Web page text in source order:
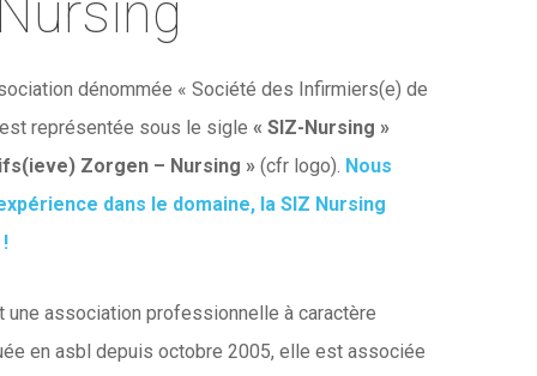
dénommée « Société des Infirmiers(e) de
représentée sous le sigle « SIZ-Nursing »
Zorgen – Nursing »(cfr logo). Nous
dans le domaine, la SIZ Nursing
une association professionnelle à caractère
en asbl depuis octobre 2005, elle est associée